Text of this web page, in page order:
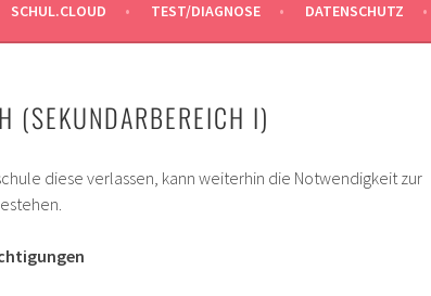
SCHUL.CLOUD TEST/DIAGNOSE DATENSCHUTZ
(SEKUNDARBEREICH I)
diese verlassen, kann weiterhin die Notwendigkeit zur